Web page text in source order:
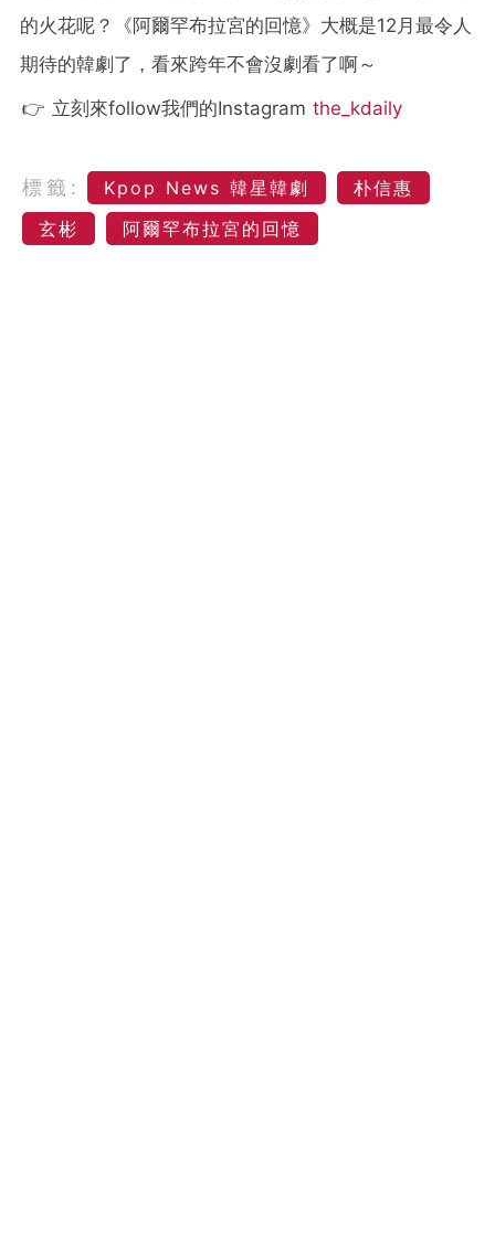
的火花呢？《阿爾罕布拉宮的回憶》大概是12月最令人
期待的韓劇了，看來跨年不會沒劇看了啊～
👉 立刻來follow我們的Instagram the_kdaily
標籤: Kpop News 韓星韓劇
朴信惠
玄彬
阿爾罕布拉宮的回憶